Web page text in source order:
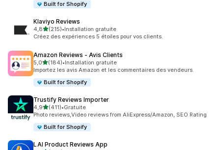
Built for Shopify
Klaviyo Reviews
4,8étoile(s) sur 5
(215)
215 avis au total
•Installation gratuite
Créez des expériences 5 étoiles pour vos clients.
Amazon Reviews ‑ Avis Clients
5,0étoile(s) sur 5
(184)
184 avis au total
•Installation gratuite
Importez les avis Amazon et les commentaires des vendeurs.
Built for Shopify
Trustify Reviews Importer
4,9étoile(s) sur 5
(411)
411 avis au total
•Gratuite
Photo reviews,Video reviews from AliExpress/Amazon, SEO Rating
Built for Shopify
LAI Product Reviews App